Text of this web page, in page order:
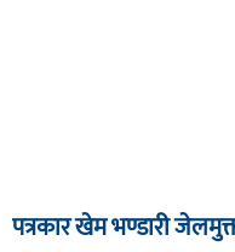
पत्रकार खेम भण्डारी